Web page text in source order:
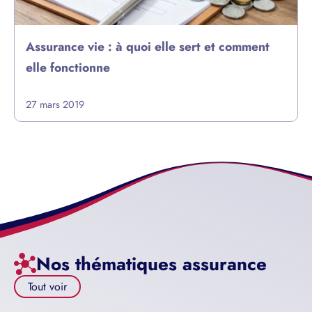
Assurance vie : à quoi elle sert et comment
elle fonctionne
27 mars 2019
Nos thématiques assurance
Tout voir